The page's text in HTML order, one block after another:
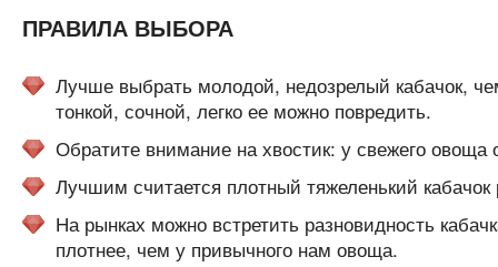
ПРАВИЛА ВЫБОРА
Лучше выбрать молодой, недозрелый кабачок,
тонкой, сочной, легко ее можно повредить.
Обратите внимание на хвостик: у свежего
Лучшим считается плотный тяжеленький
На рынках можно встретить разновидность
плотнее, чем у привычного нам овоща.